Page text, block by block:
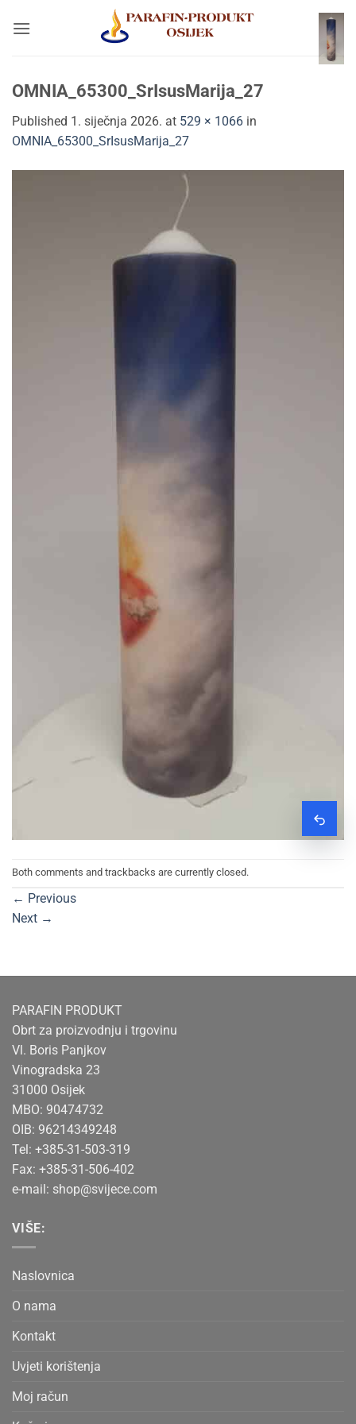
OMNIA_65300_SrIsusMarija_27
Published 1. siječnja 2026. at 529 × 1066 in
OMNIA_65300_SrIsusMarija_27
Both comments and trackbacks are currently closed.
← Previous
Next →
PARAFIN PRODUKT
Obrt za proizvodnju i trgovinu
Vl. Boris Panjkov
Vinogradska 23
31000 Osijek
MBO: 90474732
OIB: 96214349248
Tel: +385-31-503-319
Fax: +385-31-506-402
e-mail: shop@svijece.com
VIŠE:
Naslovnica
O nama
Kontakt
Uvjeti korištenja
Moj račun